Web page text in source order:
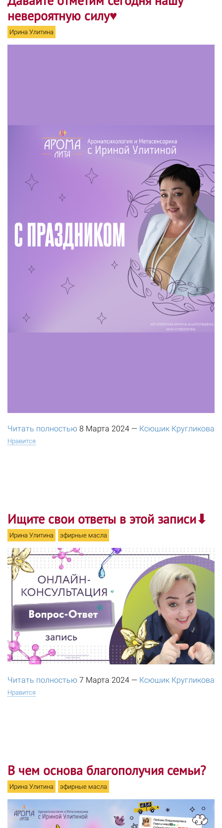
невероятную силу♥
Ирина Улитина
Читать полностью 8 Марта 2024 — Ксюшик Кругликова
Нравится
Ищите свои ответы в этой записи⬇
Ирина Улитина эфирные масла
Читать полностью 7 Марта 2024 — Ксюшик Кругликова
Нравится
В чем основа благополучия семьи?
Ирина Улитина эфирные масла